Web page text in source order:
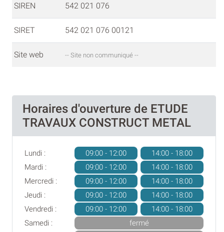
SIREN 542 021 076
SIRET 542 021 076 00121
Site web -- Site non communiqué --
Horaires d'ouverture de ETUDE
TRAVAUX CONSTRUCT METAL
Lundi : 09:00 - 12:00
14:00 - 18:00
Mardi :
09:00 - 12:00
14:00 - 18:00
Mercredi :
09:00 - 12:00
14:00 - 18:00
Jeudi :
09:00 - 12:00
14:00 - 18:00
Vendredi :
09:00 - 12:00
14:00 - 18:00
Samedi :
fermé